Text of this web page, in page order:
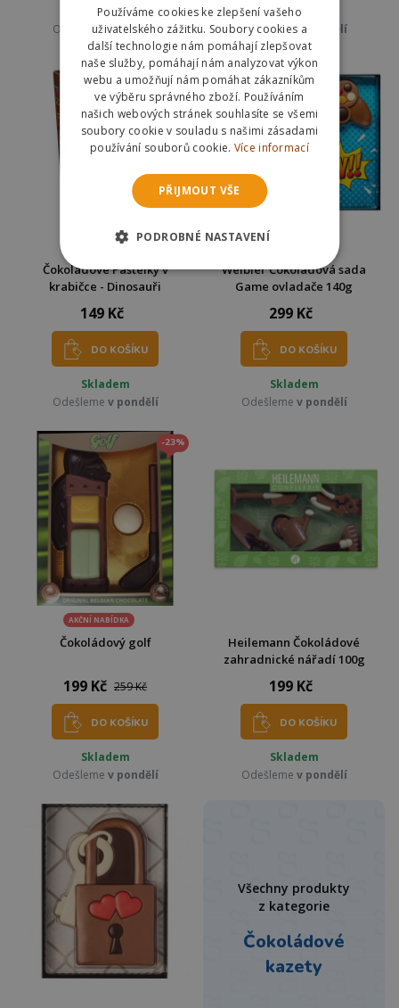
Skladem
Odešlemev pondělí
Skladem
Odešlemev pondělí
Čokoládové Pastelky v
krabičce - Dinosauři
149 Kč
DO KOŠÍKU
Skladem
Odešleme v pondělí
Weibler Čokoládová sada
Game ovladače 140g
299 Kč
DO KOŠÍKU
Skladem
Odešleme v pondělí
-23%
AKČNÍ NABÍDKA
Čokoládový golf
199 Kč 259 Kč
DO KOŠÍKU
Skladem
Odešleme v pondělí
Heilemann Čokoládové
zahradnické nářadí 100g
199 Kč
DO KOŠÍKU
Skladem
Odešleme v pondělí
Všechny produkty
z kategorie
Čokoládové
kazety
Používáme cookies ke zlepšení vašeho
uživatelského zážitku. Soubory cookies a
další technologie nám pomáhají zlepšovat
naše služby, pomáhají nám analyzovat výkon
webu a umožňují nám pomáhat zákazníkům
ve výběru správného zboží. Používáním
našich webových stránek souhlasíte se všemi
soubory cookie v souladu s našimi zásadami
používání souborů cookie. Více informací
PŘIJMOUT VŠE
PODROBNÉ NASTAVENÍ